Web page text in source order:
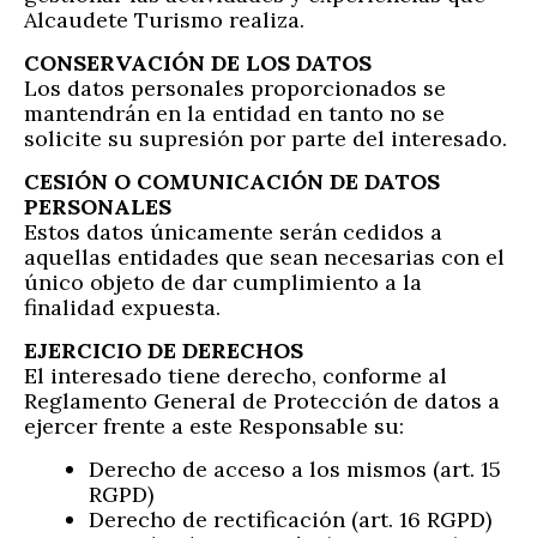
Alcaudete Turismo realiza.
CONSERVACIÓN DE LOS DATOS
Los datos personales proporcionados se
mantendrán en la entidad en tanto no se
solicite su supresión por parte del interesado.
CESIÓN O COMUNICACIÓN DE DATOS
PERSONALES
Estos datos únicamente serán cedidos a
aquellas entidades que sean necesarias con el
único objeto de dar cumplimiento a la
finalidad expuesta.
EJERCICIO DE DERECHOS
El interesado tiene derecho, conforme al
Reglamento General de Protección de datos a
ejercer frente a este Responsable su:
Derecho de acceso a los mismos (art. 15
RGPD)
Derecho de rectificación (art. 16 RGPD)